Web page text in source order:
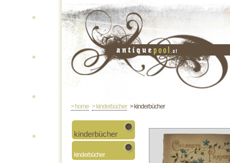
> home > kinderbücher> kinderbücher
kinderbücher
kinderbücher